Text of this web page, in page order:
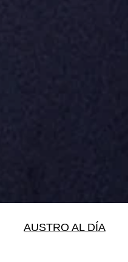
AUSTRO AL DÍA